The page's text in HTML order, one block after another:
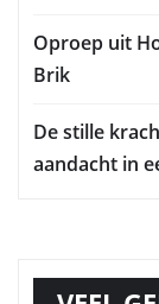
Oproep uit
Brik
De stille
aandacht in